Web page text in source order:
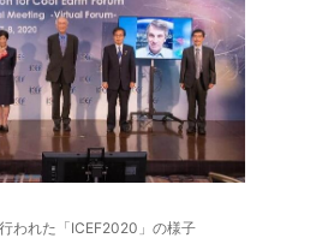
われた「ICEF2020」の様子